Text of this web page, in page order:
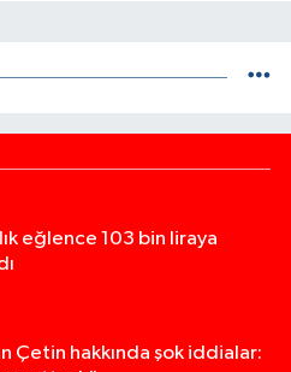
eğlence 103 bin liraya
Çetin hakkında şok iddialar: